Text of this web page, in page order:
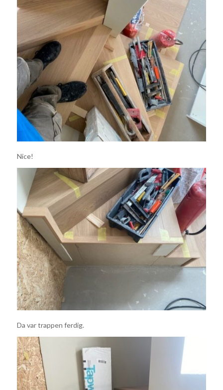
Nice!
Da var trappen ferdig.